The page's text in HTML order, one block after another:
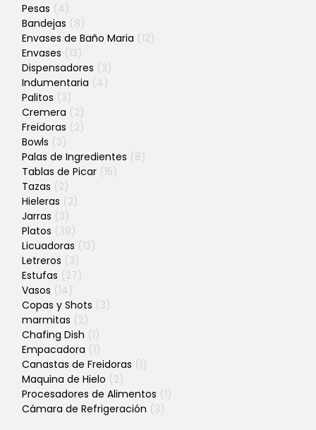
Pesas (4)
Bandejas (8)
Envases de Baño Maria (12)
Envases (13)
Dispensadores (2)
Indumentaria (4)
Palitos (3)
Cremera (2)
Freidoras (2)
Bowls (3)
Palas de Ingredientes (8)
Tablas de Picar (15)
Tazas (2)
Hieleras (2)
Jarras (3)
Platos (38)
Licuadoras (13)
Letreros (3)
Estufas (27)
Vasos (14)
Copas y Shots (3)
marmitas (2)
Chafing Dish (1)
Empacadora (1)
Canastas de Freidoras (1)
Maquina de Hielo (2)
Procesadores de Alimentos (1)
Cámara de Refrigeración (3)